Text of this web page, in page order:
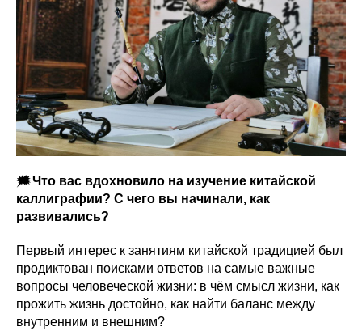
🗯Что вас вдохновило на изучение китайской
каллиграфии? С чего вы начинали, как
развивались?
Первый интерес к занятиям китайской традицией был
продиктован поисками ответов на самые важные
вопросы человеческой жизни: в чём смысл жизни, как
прожить жизнь достойно, как найти баланс между
внутренним и внешним?